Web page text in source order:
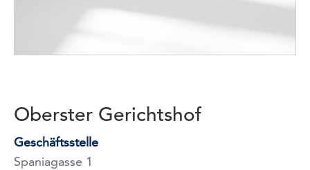
Oberster Gerichtshof
Geschäftsstelle
Spaniagasse 1